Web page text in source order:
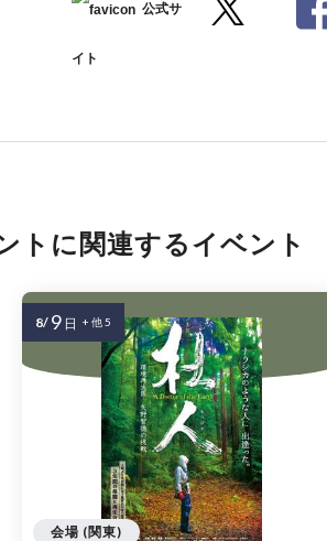
公式サ
イト
トに関連するイベント
会場 (関東)
8/ 9 日 + 他 5